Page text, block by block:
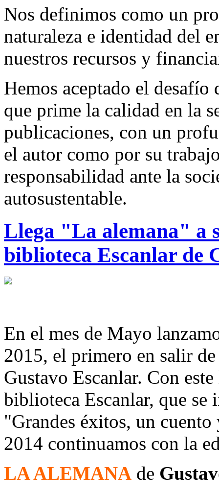
Nos definimos como un
naturaleza e identidad del
nuestros recursos y
Hemos aceptado el
que prime la calidad en la
publicaciones, con un
el autor como por su
responsabilidad ante la
autosustentable.
Llega "La alemana" a
biblioteca Escanlar de
En el mes de Mayo
2015, el primero en salir
Gustavo Escanlar. Con
biblioteca Escanlar, que
"Grandes éxitos, un
2014 continuamos con la
LA ALEMANA de